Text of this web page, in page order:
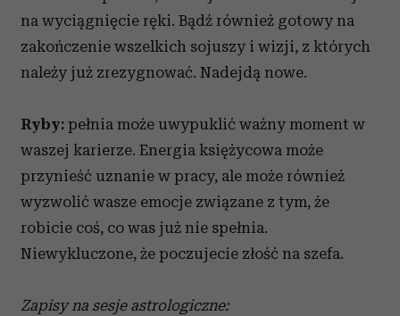
na wyciągnięcie ręki. Bądź również gotowy na
zakończenie wszelkich sojuszy i wizji, z których
należy już zrezygnować. Nadejdą nowe.
Ryby: pełnia może uwypuklić ważny moment w
waszej karierze. Energia księżycowa może
przynieść uznanie w pracy, ale może również
wyzwolić wasze emocje związane z tym, że
robicie coś, co was już nie spełnia.
Niewykluczone, że poczujecie złość na szefa.
Zapisy na sesje astrologiczne: